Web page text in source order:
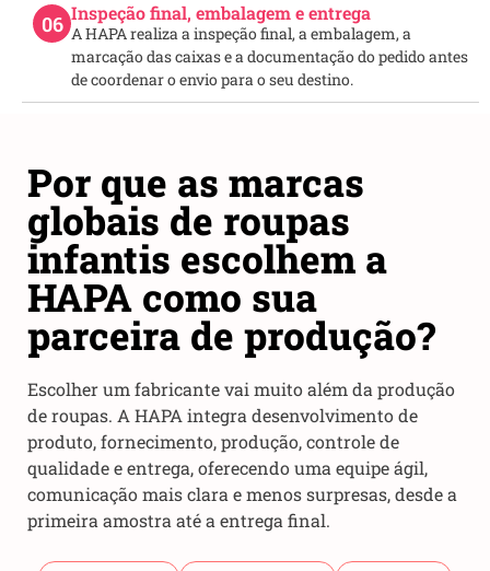
06 Inspeção final, embalagem e entrega
A HAPA realiza a inspeção final, a embalagem, a
marcação das caixas e a documentação do pedido antes
de coordenar o envio para o seu destino.
Por que as marcas
globais de roupas
infantis escolhem a
HAPA como sua
parceira de produção?
Escolher um fabricante vai muito além da produção
de roupas. A HAPA integra desenvolvimento de
produto, fornecimento, produção, controle de
qualidade e entrega, oferecendo uma equipe ágil,
comunicação mais clara e menos surpresas, desde a
primeira amostra até a entrega final.